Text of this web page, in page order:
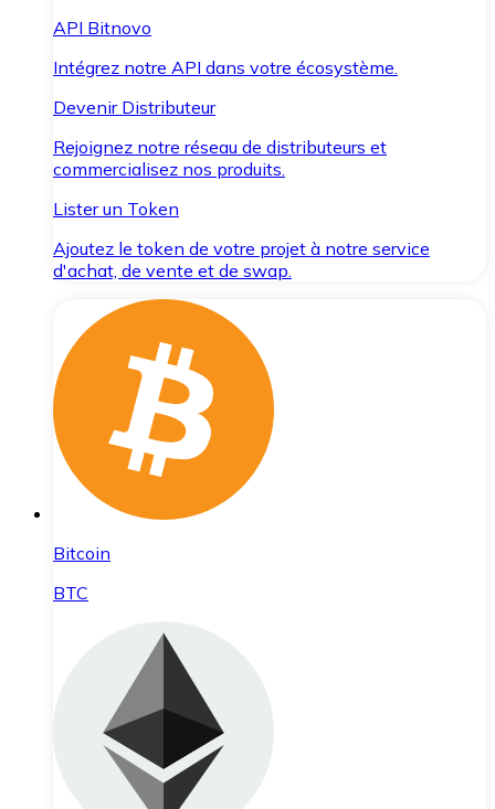
API Bitnovo
Intégrez notre API dans votre écosystème.
Devenir Distributeur
Rejoignez notre réseau de distributeurs et
commercialisez nos produits.
Lister un Token
Ajoutez le token de votre projet à notre service
d'achat, de vente et de swap.
Bitcoin
BTC